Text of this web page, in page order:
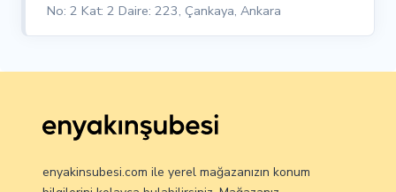
No: 2 Kat: 2 Daire: 223, Çankaya, Ankara
enyakinsubesi.com ile yerel mağazanızın konum